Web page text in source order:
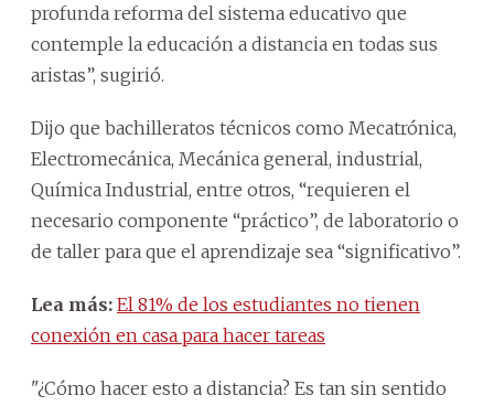
profunda reforma del sistema educativo que
contemple la educación a distancia en todas sus
aristas”, sugirió.
Dijo que bachilleratos técnicos como Mecatrónica,
Electromecánica, Mecánica general, industrial,
Química Industrial, entre otros, “requieren el
necesario componente “práctico”, de laboratorio o
de taller para que el aprendizaje sea “significativo”.
Lea más: El 81% de los estudiantes no tienen
conexión en casa para hacer tareas
"¿Cómo hacer esto a distancia? Es tan sin sentido